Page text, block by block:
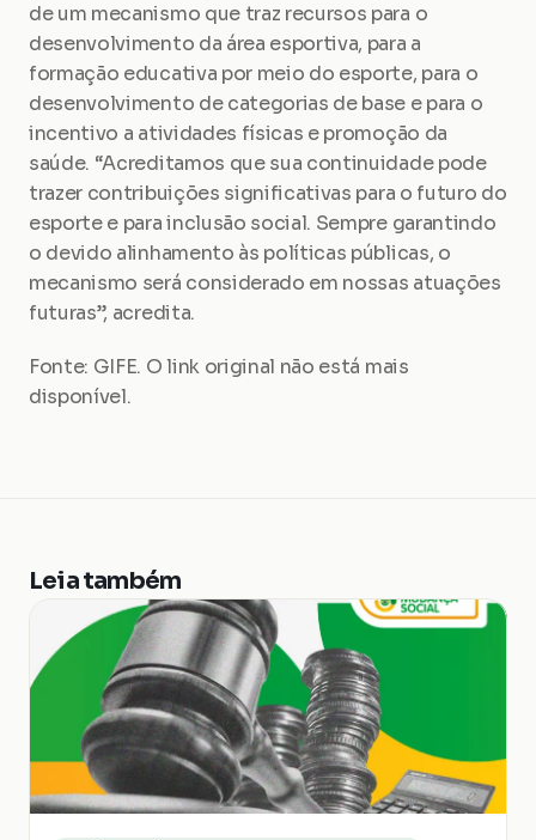
de um mecanismo que traz recursos para o
desenvolvimento da área esportiva, para a
formação educativa por meio do esporte, para o
desenvolvimento de categorias de base e para o
incentivo a atividades físicas e promoção da
saúde. “Acreditamos que sua continuidade pode
trazer contribuições significativas para o futuro do
esporte e para inclusão social. Sempre garantindo
o devido alinhamento às políticas públicas, o
mecanismo será considerado em nossas atuações
futuras”, acredita.
Fonte: GIFE. O link original não está mais
disponível.
Leia também